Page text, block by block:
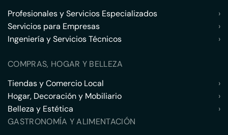
Profesionales y Servicios Especializados
›
Servicios para Empresas
›
Ingeniería y Servicios Técnicos
›
COMPRAS, HOGAR Y BELLEZA
Tiendas y Comercio Local
›
Hogar, Decoración y Mobiliario
›
Belleza y Estética
›
GASTRONOMÍA Y ALIMENTACIÓN